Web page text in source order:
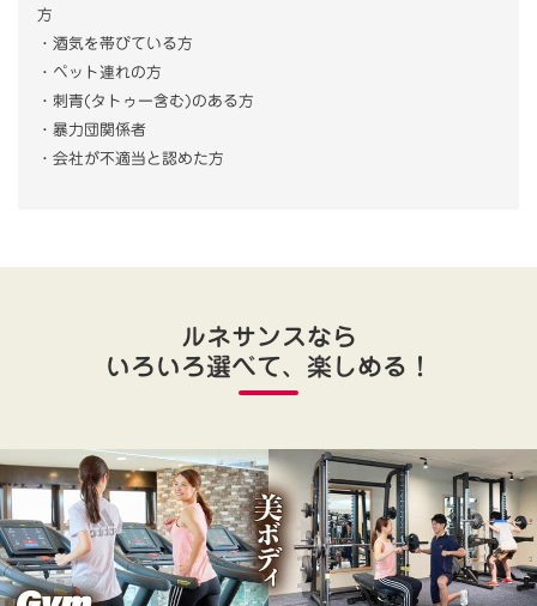
方
・酒気を帯びている方
・ペット連れの方
・刺青(タトゥー含む)のある方
・暴力団関係者
・会社が不適当と認めた方
ルネサンスなら
いろいろ選べて、楽しめる！